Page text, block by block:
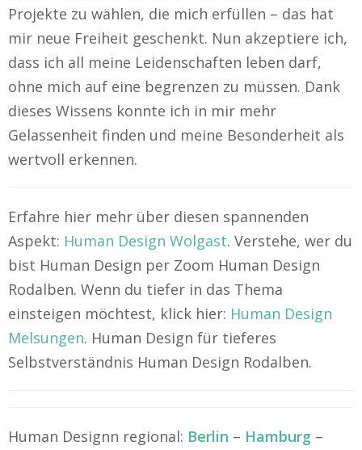
Projekte zu wählen, die mich erfüllen – das hat
mir neue Freiheit geschenkt. Nun akzeptiere ich,
dass ich all meine Leidenschaften leben darf,
ohne mich auf eine begrenzen zu müssen. Dank
dieses Wissens konnte ich in mir mehr
Gelassenheit finden und meine Besonderheit als
wertvoll erkennen.
Erfahre hier mehr über diesen spannenden
Aspekt: Human Design Wolgast. Verstehe, wer du
bist Human Design per Zoom Human Design
Rodalben. Wenn du tiefer in das Thema
einsteigen möchtest, klick hier: Human Design
Melsungen. Human Design für tieferes
Selbstverständnis Human Design Rodalben.
Human Designn regional: Berlin – Hamburg –